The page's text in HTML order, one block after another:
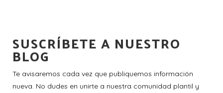
SUSCRÍBETE A NUESTRO
BLOG
Te avisaremos cada vez que publiquemos información
nueva. No dudes en unirte a nuestra comunidad plantil y